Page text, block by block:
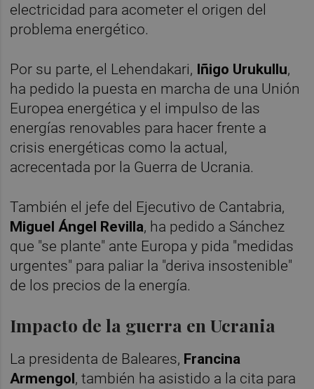
electricidad para acometer el origen del
problema energético.
Por su parte, el Lehendakari, Iñigo Urukullu,
ha pedido la puesta en marcha de una Unión
Europea energética y el impulso de las
energías renovables para hacer frente a
crisis energéticas como la actual,
acrecentada por la Guerra de Ucrania.
También el jefe del Ejecutivo de Cantabria,
Miguel Ángel Revilla, ha pedido a Sánchez
que "se plante" ante Europa y pida "medidas
urgentes" para paliar la "deriva insostenible"
de los precios de la energía.
Impacto de la guerra en Ucrania
La presidenta de Baleares, Francina
Armengol, también ha asistido a la cita para